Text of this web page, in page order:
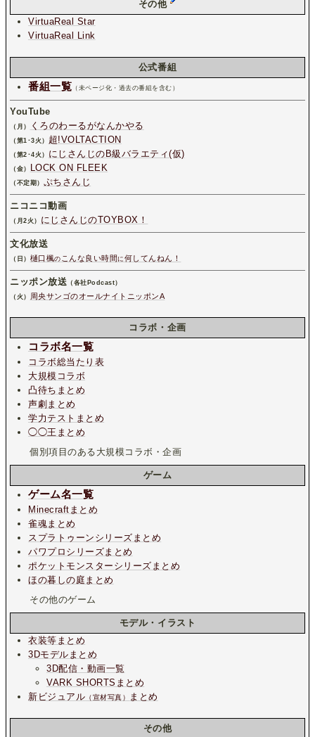
その他
VirtuaReal Star
VirtuaReal Link
公式番組
番組一覧 （未ページ化・過去の番組を含む）
YouTube
（月） くろのわーるがなんかやる
（第1･3火） 超!VOLTACTION
（第2･4火） にじさんじのB級バラエティ(仮)
（金） LOCK ON FLEEK
（不定期） ぷちさんじ
ニコニコ動画
（月2火） にじさんじのTOYBOX！
文化放送
（日） 樋口楓の こんな良い時間 に 何してんねん！
ニッポン放送 （各社Podcast）
（火）
周央サンゴのオールナイトニッポンA
コラボ・企画
コラボ名一覧
コラボ総当たり表
大規模コラボ
凸待ちまとめ
声劇まとめ
学力テストまとめ
◯◯王まとめ
個別項目のある大規模コラボ・企画
ゲーム
ゲーム名一覧
Minecraftまとめ
雀魂まとめ
スプラトゥーンシリーズまとめ
パワプロシリーズまとめ
ポケットモンスターシリーズまとめ
ほの暮しの庭まとめ
その他のゲーム
モデル・イラスト
衣装等まとめ
3Dモデルまとめ
3D配信・動画一覧
VARK SHORTSまとめ
新ビジュアル （宣材写真） まとめ
その他